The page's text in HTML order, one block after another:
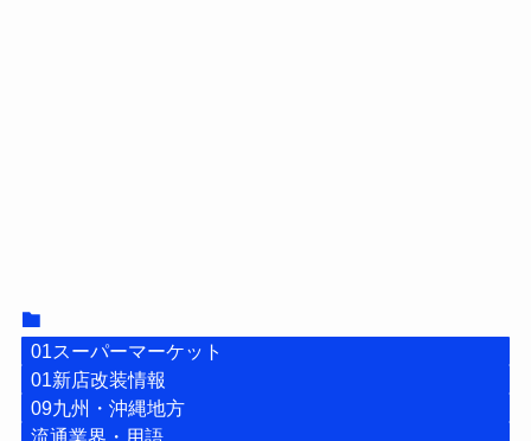
01スーパーマーケット
01新店改装情報
09九州・沖縄地方
流通業界・用語